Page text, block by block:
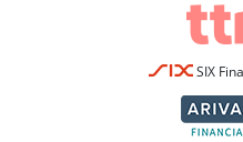
SIX